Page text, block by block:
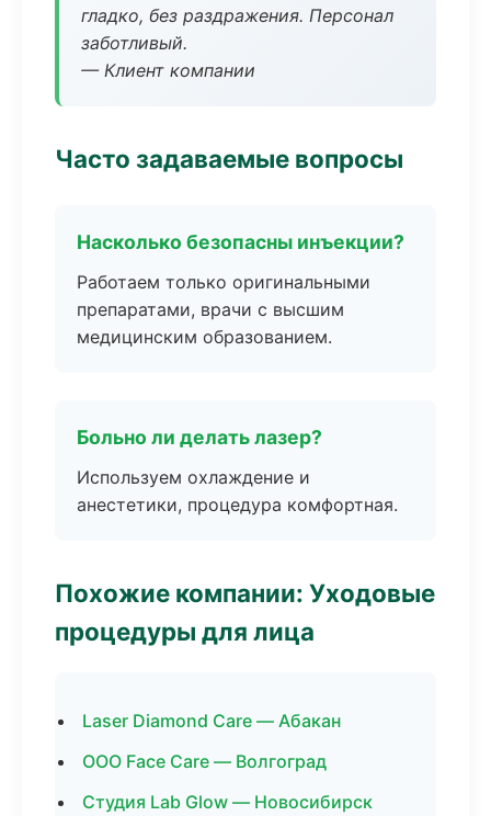
гладко, без раздражения. Персонал
заботливый.
— Клиент компании
Часто задаваемые вопросы
Насколько безопасны инъекции?
Работаем только оригинальными
препаратами, врачи с высшим
медицинским образованием.
Больно ли делать лазер?
Используем охлаждение и
анестетики, процедура комфортная.
Похожие компании: Уходовые
процедуры для лица
Laser Diamond Care — Абакан
ООО Face Care — Волгоград
Студия Lab Glow — Новосибирск